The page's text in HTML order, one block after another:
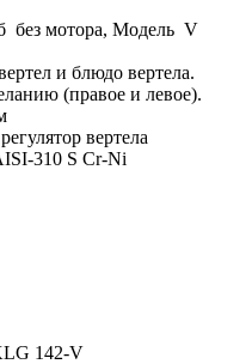
без мотора, Модель V
и блюдо вертела.
(правое и левое).
вертела
310 S Cr-Ni
142-V